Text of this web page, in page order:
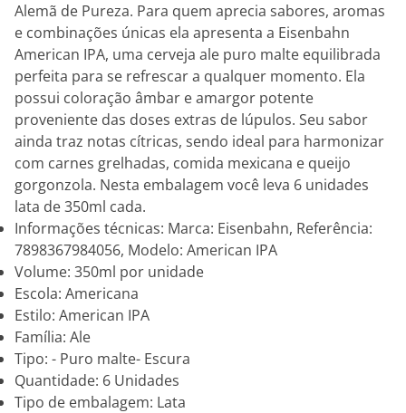
Alemã de Pureza. Para quem aprecia sabores, aromas
e combinações únicas ela apresenta a Eisenbahn
American IPA, uma cerveja ale puro malte equilibrada
perfeita para se refrescar a qualquer momento. Ela
possui coloração âmbar e amargor potente
proveniente das doses extras de lúpulos. Seu sabor
ainda traz notas cítricas, sendo ideal para harmonizar
com carnes grelhadas, comida mexicana e queijo
gorgonzola. Nesta embalagem você leva 6 unidades
lata de 350ml cada.
Informações técnicas: Marca: Eisenbahn, Referência:
7898367984056, Modelo: American IPA
Volume: 350ml por unidade
Escola: Americana
Estilo: American IPA
Família: Ale
Tipo: - Puro malte- Escura
Quantidade: 6 Unidades
Tipo de embalagem: Lata